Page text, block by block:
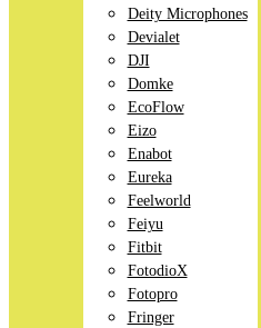
Deity Microphones
Devialet
DJI
Domke
EcoFlow
Eizo
Enabot
Eureka
Feelworld
Feiyu
Fitbit
FotodioX
Fotopro
Fringer